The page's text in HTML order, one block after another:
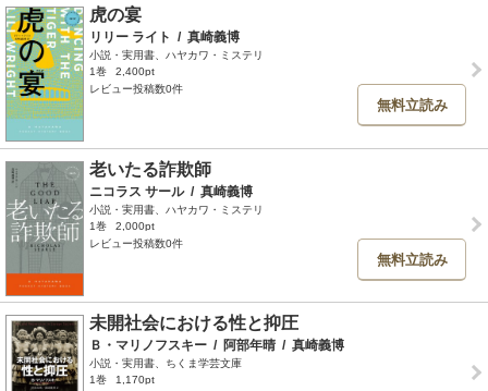
虎の宴
リリー ライト / 真崎義博
小説・実用書、ハヤカワ・ミステリ
1巻
2,400pt
レビュー投稿数0件
無料立読み
老いたる詐欺師
ニコラス サール / 真崎義博
小説・実用書、ハヤカワ・ミステリ
1巻
2,000pt
レビュー投稿数0件
無料立読み
未開社会における性と抑圧
Ｂ・マリノフスキー / 阿部年晴 / 真崎義博
小説・実用書、ちくま学芸文庫
1巻
1,170pt